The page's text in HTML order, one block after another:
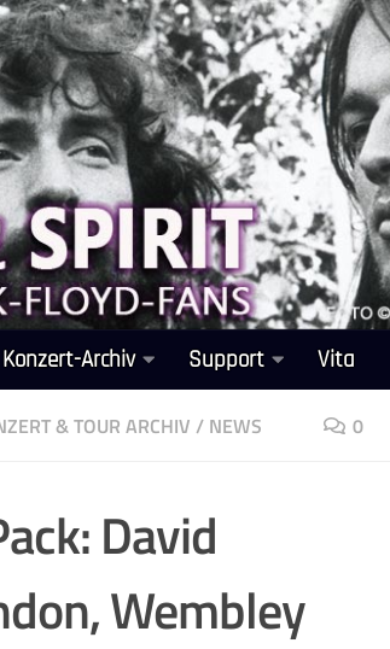
Konzert-Archiv Support Vita
& TOUR ARCHIV / NEWS 0
David
Wembley